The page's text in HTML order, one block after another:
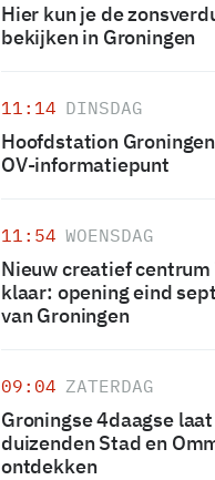
Hier kun je de
bekijken in Groningen
11:14 DINSDAG
Hoofdstation
OV-informatiepunt
11:54 WOENSDAG
Nieuw creatief
klaar: opening eind
van Groningen
09:04 ZATERDAG
Groningse 4daagse
duizenden Stad en
ontdekken